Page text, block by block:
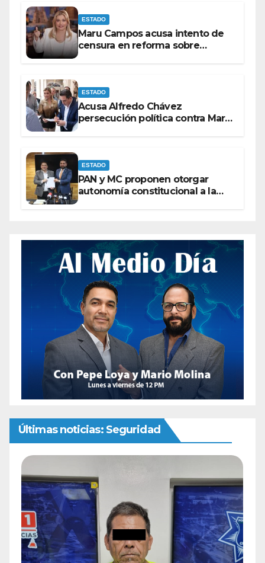
ESTADO
Maru Campos acusa intento de
censura en reforma sobre
ESTADO
Acusa Alfredo Chávez
persecución política contra Maru
ESTADO
PAN y MC proponen otorgar
autonomía constitucional a la
Últimas noticias: Seguridad